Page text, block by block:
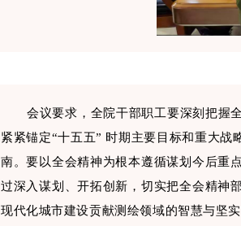
会议要求，全院干部职工要深刻把握
紧紧锚定“十五五” 时期主要目标和重大
南。要以全会精神为根本遵循谋划今后重
过深入谋划、开拓创新，切实把全会精神
现代化城市建设贡献测绘领域的智慧与坚